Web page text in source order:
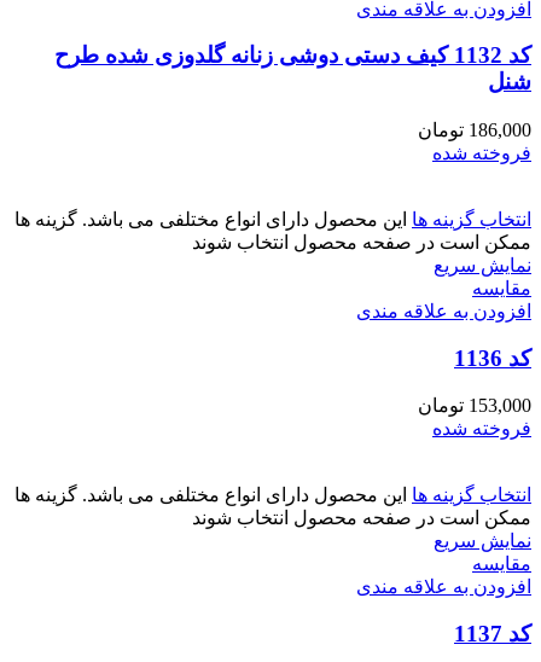
افزودن به علاقه مندی
کد 1132 کیف دستی دوشی زنانه گلدوزی شده طرح
شنل
186,000 تومان
فروخته شده
انتخاب گزینه ها این محصول دارای انواع مختلفی می باشد. گزینه ها
ممکن است در صفحه محصول انتخاب شوند
نمایش سریع
مقايسه
افزودن به علاقه مندی
کد 1136
153,000 تومان
فروخته شده
انتخاب گزینه ها این محصول دارای انواع مختلفی می باشد. گزینه ها
ممکن است در صفحه محصول انتخاب شوند
نمایش سریع
مقايسه
افزودن به علاقه مندی
کد 1137